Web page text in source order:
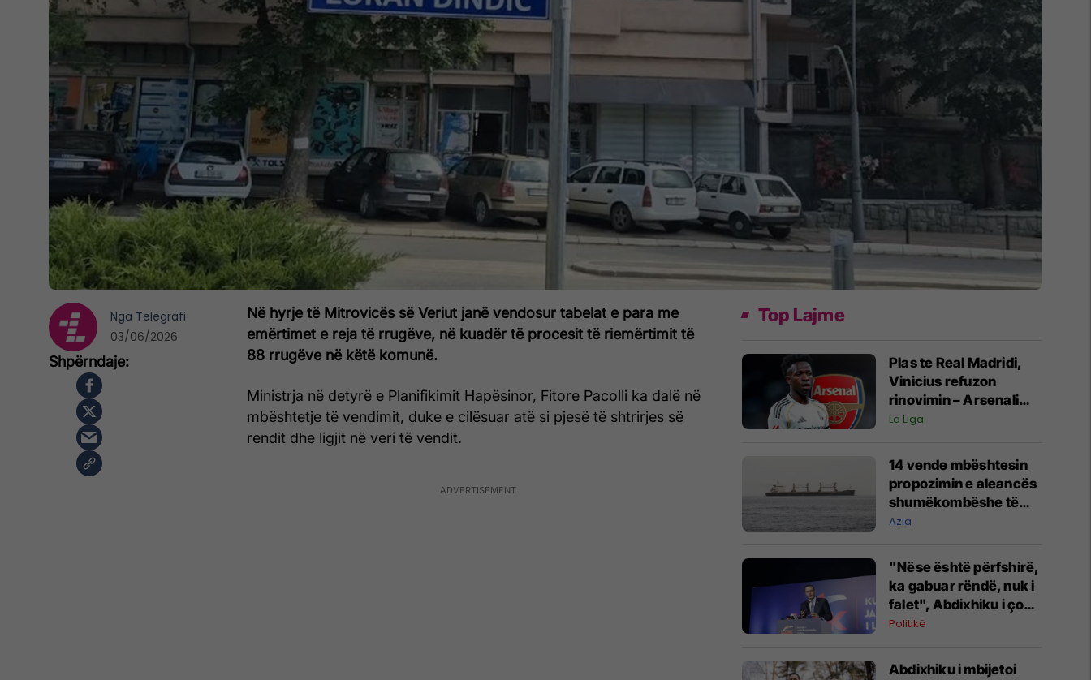
Në hyrje të Mitrovicës së Veriut janë vendosur tabelat e para me
emërtimet e reja të rrugëve, në kuadër të procesit të riemërtimit të
88 rrugëve në këtë komunë.
Ministrja në detyrë e Planifikimit Hapësinor, Fitore Pacolli ka dalë në
mbështetje të vendimit, duke e cilësuar atë si pjesë të shtrirjes së
rendit dhe ligjit në veri të vendit.
Nga Telegrafi
03/06/2026
Top Lajme
Plas te Real Madridi,
Vinicius refuzon
rinovimin – Arsenali
gati ofertën 140
La Liga
14 vende mbështesin
propozimin e aleancës
shumëkombëshe të
mbrojtjes detare të
Saudite
Azia
"Nëse është përfshirë,
ka gabuar rëndë, nuk i
falet", Abdixhiku i çon
“selam” Përparim
Politikë
Abdixhiku i mbijetoi